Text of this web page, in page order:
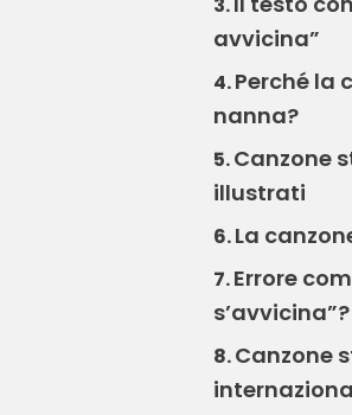
avvicina”
4.Perché la
nanna?
5.Canzone
illustrati
6.La
7.Errore
s’avvicina”?
8.Canzone